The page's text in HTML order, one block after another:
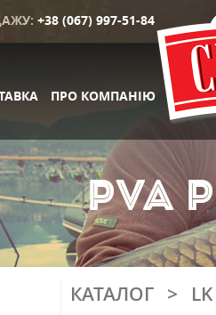
+38 (067) 997-51-84
ПРО КОМПАНІЮ
PVA
КАТАЛОГ >